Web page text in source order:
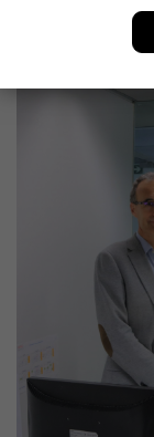
5 de octubre,